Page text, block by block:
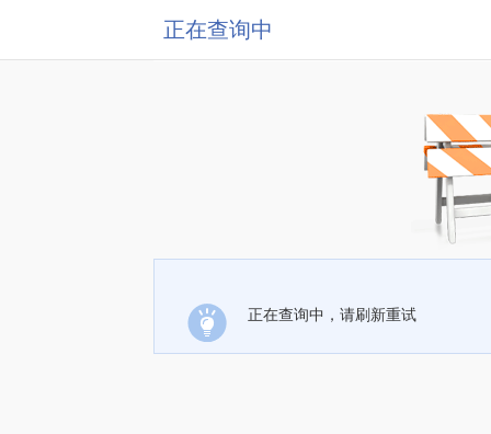
正在查询中
正在查询中，请刷新重试